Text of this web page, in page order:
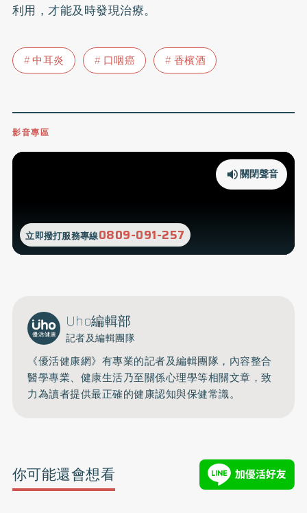
利用，才能及時發現治療。
中耳炎 口咽癌 香檳酒
影音專區
立即撥打服務專線0809-091-257
關閉聲音
Uho編輯部
記者及編輯團隊
《優活健康網》有專業的記者及編輯團隊，內容整合
醫學專業、健康生活乃至關係心理學等相關文章，致
力為讀者提供最正確的健康認知與保健常識。
你可能還會想看